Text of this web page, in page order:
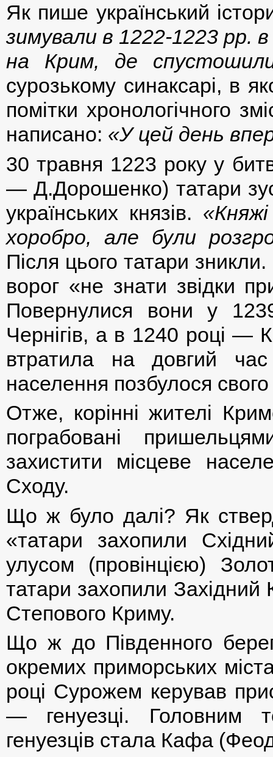
Як пише український
зимували в 1222-1223 рр.
на Крим, де
сурозькому синаксарі, в
помітки хронологічного
написано: «У цей день
30 травня 1223 року у
— Д.Дорошенко) татари
українських князів.
хоробро, але були
Після цього татари
ворог «не знати звідки
Повернулися вони у
Чернігів, а в 1240 році —
втратила на довгий
населення позбулося свого
Отже, корінні жителі
пограбовані
захистити місцеве
Сходу.
Що ж було далі? Як
«татари захопили
улусом (провінцією)
татари захопили
Степового Криму.
Що ж до Південного
окремих приморських
році Сурожем керував
— генуезці. Головним
генуезців стала Кафа